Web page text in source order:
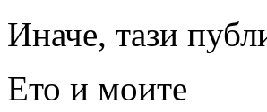
Иначе, тази
Ето и моите